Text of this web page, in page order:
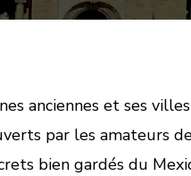
anciennes et ses
par les amateurs
bien gardés du